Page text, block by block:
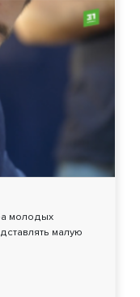
молодых
малую